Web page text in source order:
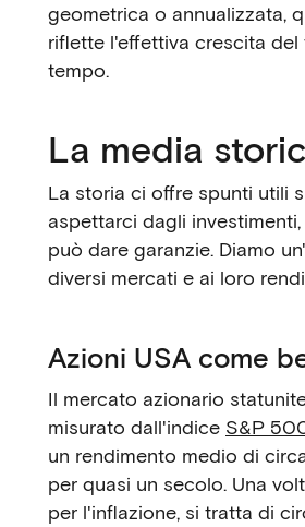
geometrica o annualizzata,
riflette l'effettiva crescita del
tempo.
La media
La storia ci offre spunti utili
aspettarci dagli
può dare garanzie. Diamo
diversi mercati e ai loro
Azioni USA come
Il mercato azionario
misurato dall'indice S&P
un rendimento medio di
per quasi un secolo. Una
per l'inflazione, si tratta di